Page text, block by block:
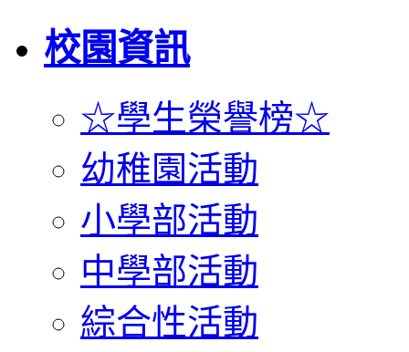
校園資訊
☆學生榮譽榜☆
幼稚園活動
小學部活動
中學部活動
綜合性活動